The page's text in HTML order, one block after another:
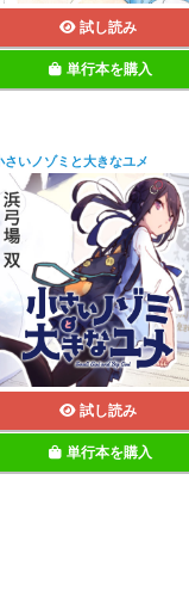
試し読み
単行本を購入
さいノゾミと大きなユメ
試し読み
単行本を購入